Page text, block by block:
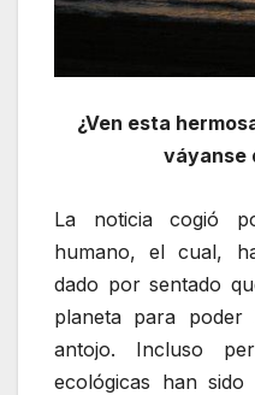
¿Ven esta
váyanse
La noticia cogió
humano, el cual,
dado por sentado
planeta para
antojo. Incluso
ecológicas han